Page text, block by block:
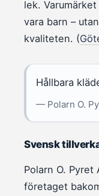
lek.
vara barn –
kvaliteten. (
Hållbara
— Polarn O.
Svensk
Polarn O.
företaget